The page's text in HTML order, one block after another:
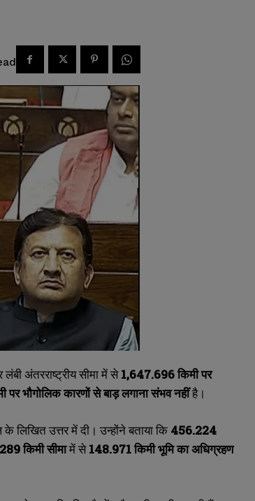
अंतरराष्ट्रीय सीमा में से1,647.696किमी पर
पर भौगोलिक कारणों से बाड़ लगाना संभव नहींहै।
उत्तर में दी। उन्होंने बताया कि 456.224
किमी सीमामें से148.971किमी भूमि का अधिग्रहण